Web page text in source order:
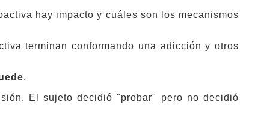
hay impacto y cuáles son los mecanismos
terminan conformando una adicción y otros
.
El sujeto decidió "probar" pero no decidió